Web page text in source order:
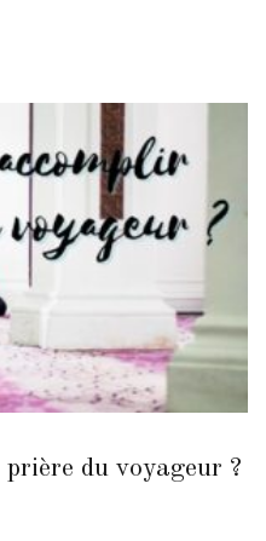
du voyageur ?